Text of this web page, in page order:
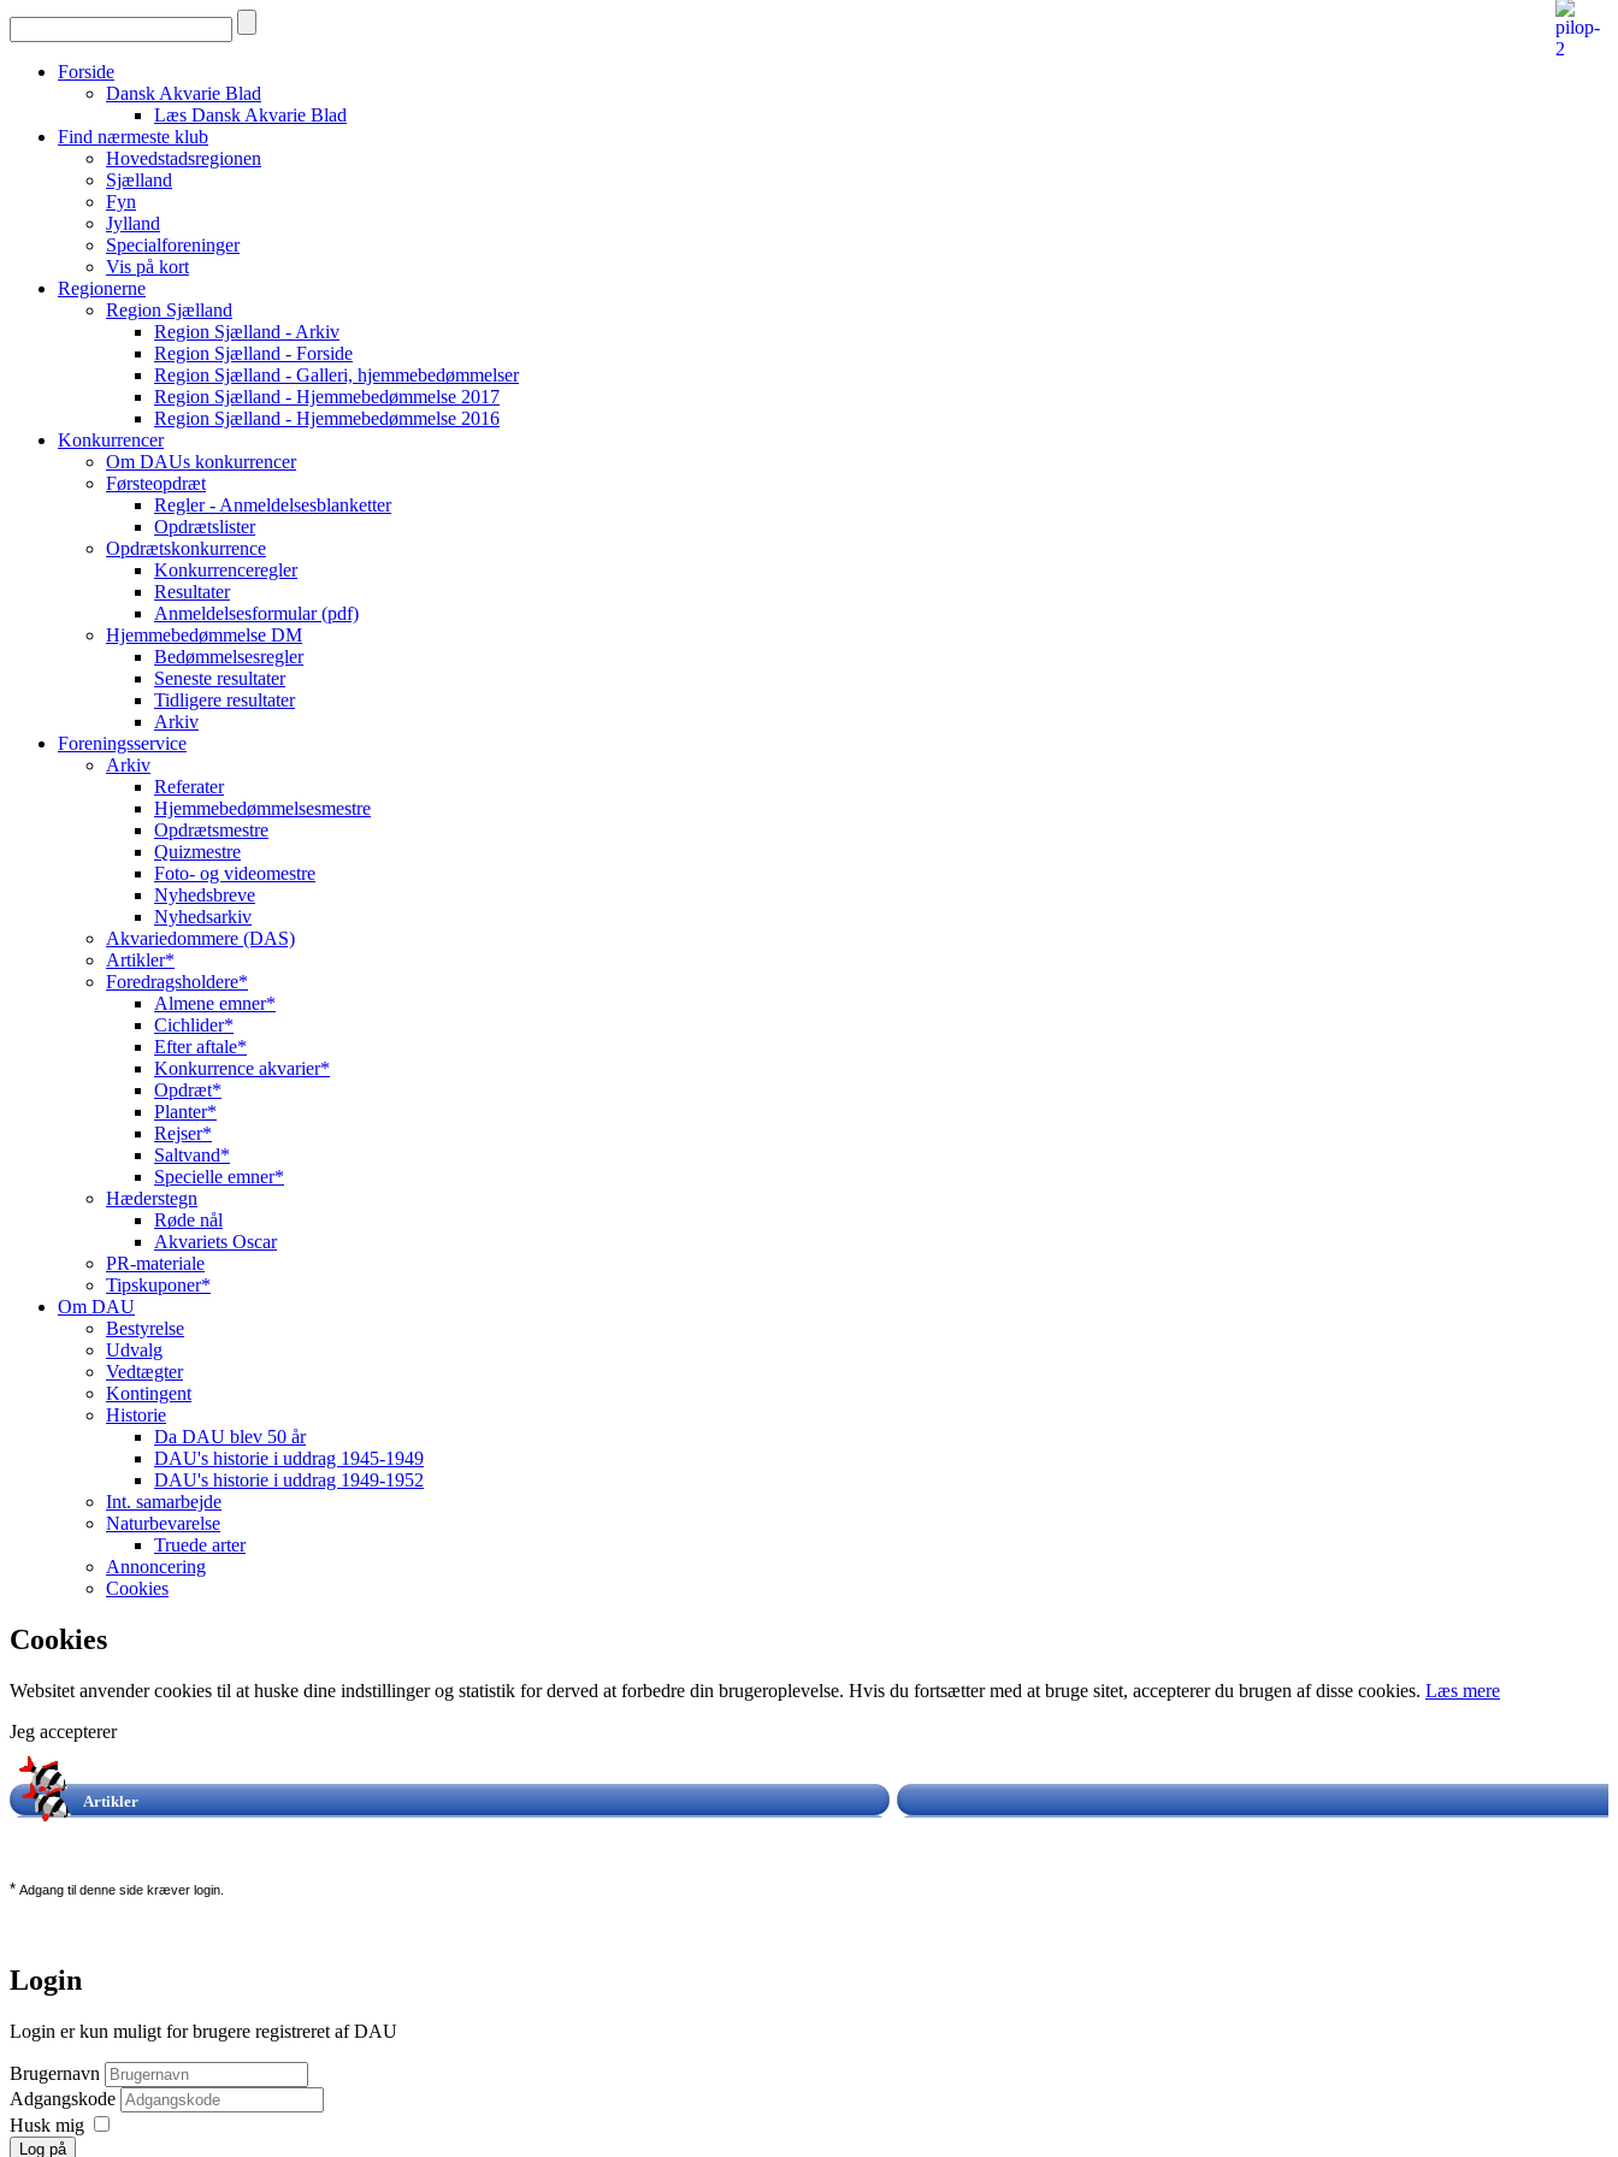
Forside
Dansk Akvarie Blad
Læs Dansk Akvarie Blad
Find nærmeste klub
Hovedstadsregionen
Sjælland
Fyn
Jylland
Specialforeninger
Vis på kort
Regionerne
Region Sjælland
Region Sjælland - Arkiv
Region Sjælland - Forside
Region Sjælland - Galleri, hjemmebedømmelser
Region Sjælland - Hjemmebedømmelse 2017
Region Sjælland - Hjemmebedømmelse 2016
Konkurrencer
Om DAUs konkurrencer
Førsteopdræt
Regler - Anmeldelsesblanketter
Opdrætslister
Opdrætskonkurrence
Konkurrenceregler
Resultater
Anmeldelsesformular (pdf)
Hjemmebedømmelse DM
Bedømmelsesregler
Seneste resultater
Tidligere resultater
Arkiv
Foreningsservice
Arkiv
Referater
Hjemmebedømmelsesmestre
Opdrætsmestre
Quizmestre
Foto- og videomestre
Nyhedsbreve
Nyhedsarkiv
Akvariedommere (DAS)
Artikler*
Foredragsholdere*
Almene emner*
Cichlider*
Efter aftale*
Konkurrence akvarier*
Opdræt*
Planter*
Rejser*
Saltvand*
Specielle emner*
Hæderstegn
Røde nål
Akvariets Oscar
PR-materiale
Tipskuponer*
Om DAU
Bestyrelse
Udvalg
Vedtægter
Kontingent
Historie
Da DAU blev 50 år
DAU's historie i uddrag 1945-1949
DAU's historie i uddrag 1949-1952
Int. samarbejde
Naturbevarelse
Truede arter
Annoncering
Cookies
Cookies
Websitet anvender cookies til at huske dine indstillinger og statistik for derved at forbedre din brugeroplevelse. Hvis du fortsætter med at bruge sitet, accepterer du brugen af disse cookies. Læs mere
Jeg accepterer
Artikler
* Adgang til denne side kræver login.
Login
Login er kun muligt for brugere registreret af DAU
Brugernavn
Adgangskode
Husk mig
Log på